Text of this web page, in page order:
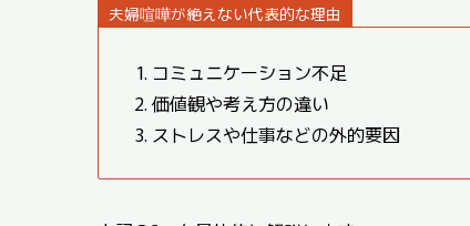
夫婦喧嘩が絶えない代表的な理由
コミュニケーション不足
価値観や考え方の違い
ストレスや仕事などの外的要因